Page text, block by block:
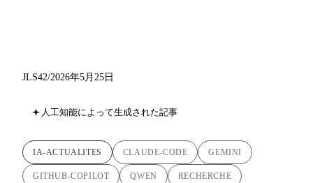
JLS42/2026年5月25日
人工知能によって生成された記事
IA-ACTUALITES CLAUDE-CODE GEMINI
GITHUB-COPILOT QWEN RECHERCHE